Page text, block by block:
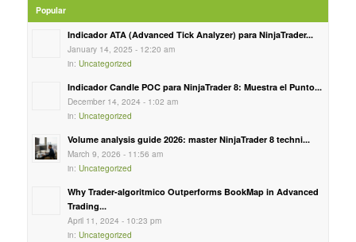
Popular
Indicador ATA (Advanced Tick Analyzer) para NinjaTrader...
January 14, 2025 - 12:20 am
in: Uncategorized
Indicador Candle POC para NinjaTrader 8: Muestra el Punto...
December 14, 2024 - 1:02 am
in: Uncategorized
Volume analysis guide 2026: master NinjaTrader 8 techni...
March 9, 2026 - 11:56 am
in: Uncategorized
Why Trader-algoritmico Outperforms BookMap in Advanced
Trading...
April 11, 2024 - 10:23 pm
in: Uncategorized